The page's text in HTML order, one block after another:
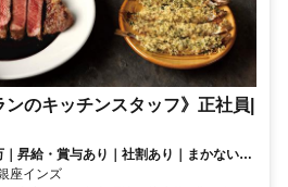
ンのキッチンスタッフ》正社員|
昇給・賞与あり｜社割あり｜まかない無
座インズ